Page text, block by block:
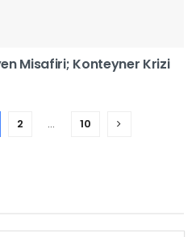
Misafiri; Konteyner Krizi
2 … 10